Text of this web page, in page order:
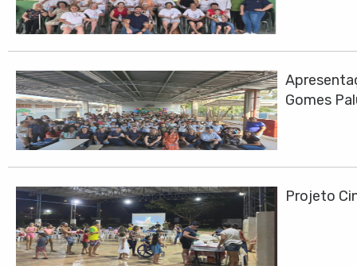
Gomes
Projeto